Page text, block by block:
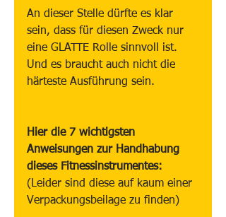
An dieser Stelle dürfte es klar
sein, dass für diesen Zweck nur
eine GLATTE Rolle sinnvoll ist.
Und es braucht auch nicht die
härteste Ausführung sein.
Hier die 7 wichtigsten
Anweisungen zur Handhabung
dieses Fitnessinstrumentes:
(Leider sind diese auf kaum einer
Verpackungsbeilage zu finden)